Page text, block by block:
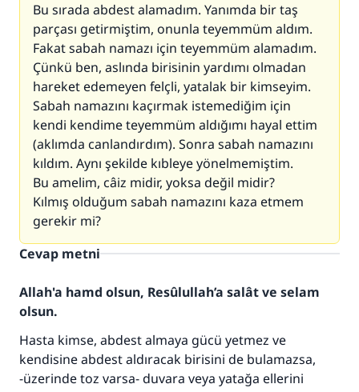
Bu sırada abdest alamadım. Yanımda bir taş
parçası getirmiştim, onunla teyemmüm aldım.
Fakat sabah namazı için teyemmüm alamadım.
Çünkü ben, aslında birisinin yardımı olmadan
hareket edemeyen felçli, yatalak bir kimseyim.
Sabah namazını kaçırmak istemediğim için
kendi kendime teyemmüm aldığımı hayal ettim
(aklımda canlandırdım). Sonra sabah namazını
kıldım. Aynı şekilde kıbleye yönelmemiştim.
Bu amelim, câiz midir, yoksa değil midir?
Kılmış olduğum sabah namazını kaza etmem
gerekir mi?
Cevap metni
Allah'a hamd olsun, Resûlullah’a salât ve selam
olsun.
Hasta kimse, abdest almaya gücü yetmez ve
kendisine abdest aldıracak birisini de bulamazsa,
-üzerinde toz varsa- duvara veya yatağa ellerini